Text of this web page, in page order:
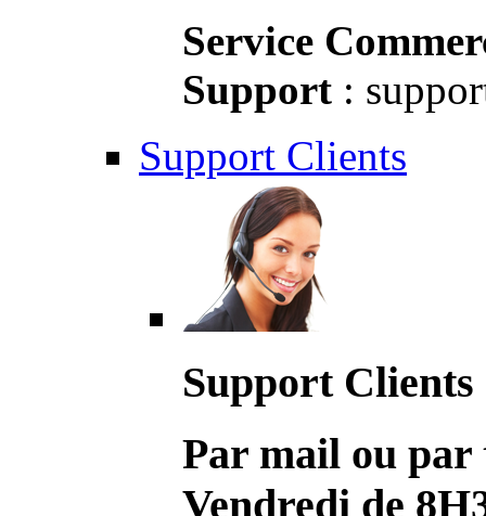
Service
Support :
Support Clients
Support Clients
Par mail ou par
Vendredi de